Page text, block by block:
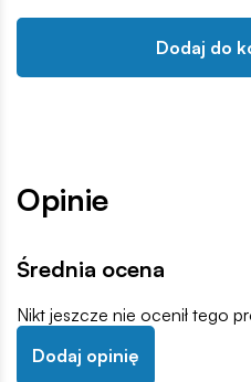
Dodaj do
Opinie
Średnia ocena
Nikt jeszcze nie ocenił tego
Dodaj opinię